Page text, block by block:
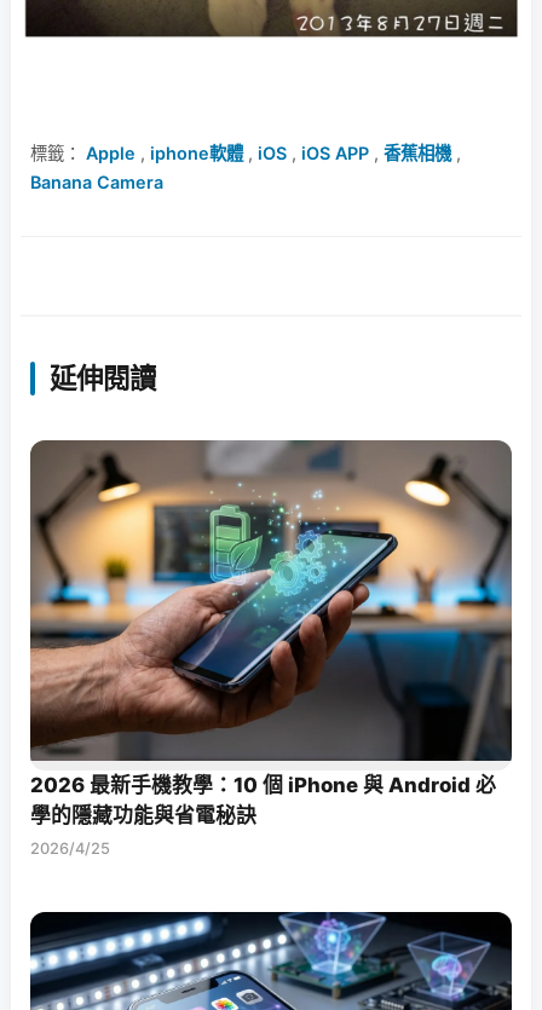
標籤： Apple , iphone軟體, iOS , iOS APP , 香蕉相機,
Banana Camera
延伸閱讀
2026 最新手機教學：10 個 iPhone 與 Android 必
學的隱藏功能與省電秘訣
2026/4/25